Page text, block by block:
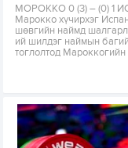
МОРОККО 0 (3) – (0) 1
Марокко хүчирхэг
шөвгийн наймд
ий шилдэг наймын
тоглолтод